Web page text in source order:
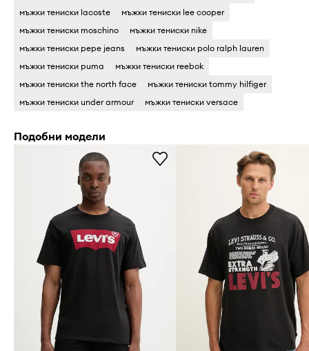
мъжки тениски lacoste
мъжки тениски lee cooper
мъжки тениски moschino
мъжки тениски nike
мъжки тениски pepe jeans
мъжки тениски polo ralph lauren
мъжки тениски puma
мъжки тениски reebok
мъжки тениски the north face
мъжки тениски tommy hilfiger
мъжки тениски under armour
мъжки тениски versace
Подобни модели